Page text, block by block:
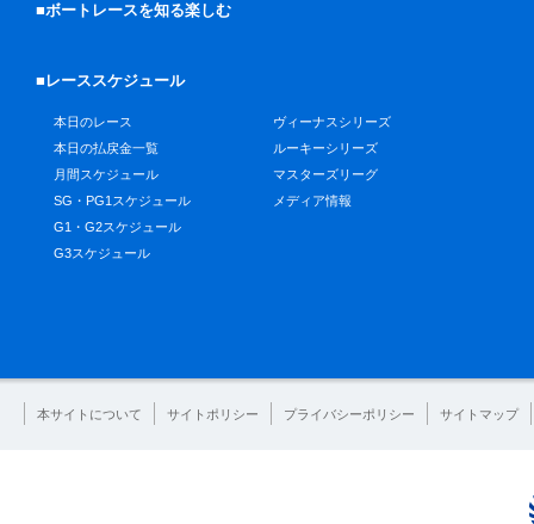
■ボートレースを知る楽しむ
■レーススケジュール
本日のレース
本日の払戻金一覧
月間スケジュール
SG・PG1スケジュール
G1・G2スケジュール
G3スケジュール
ヴィーナスシリーズ
ルーキーシリーズ
マスターズリーグ
メディア情報
本サイトについて サイトポリシー プライバシーポリシー サイトマップ